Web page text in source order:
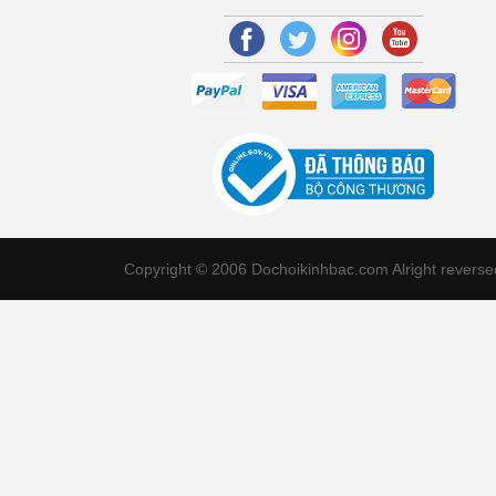
Copyright © 2006 Dochoikinhbac.com Alright